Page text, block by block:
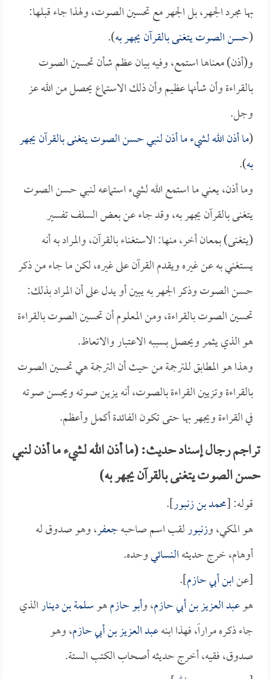
بها مجرد الجهر، بل الجهر مع تحسين الصوت، ولهذا جاء قبلها:
(حسن الصوت يتغنى بالقرآن يجهر به).
و(أذن) معناها استمع، وفيه بيان عظم شأن تحسين الصوت
بالقراءة وأن شأنها عظيم وأن ذلك الاستماع يحصل من الله عز
وجل.
(ما أذن الله لشيء ما أذن لنبي حسن الصوت يتغنى بالقرآن يجهر
به).
وما أذن، يعني ما استمع الله لشيء استماعه لنبي حسن الصوت
يتغنى بالقرآن يجهر به، وقد جاء عن بعض السلف تفسير
(يتغنى) بمعان أخر، منها: الاستغناء بالقرآن، والمراد به أنه
يستغني به عن غيره ويقدم القرآن على غيره، لكن ما جاء من ذكر
حسن الصوت وذكر الجهر به يبين أو يدل على أن المراد بذلك:
تحسين الصوت بالقراءة، ومن المعلوم أن تحسين الصوت بالقراءة
هو الذي يثمر ويحصل بسببه الاعتبار والاتعاظ.
وهذا هو المطابق للترجمة من حيث أن الترجمة هي تحسين الصوت
بالقراءة وتزيين القراءة بالصوت، أنه يزين صوته ويحسن صوته
في القراءة ويجهر بها حتى تكون الفائدة أكمل وأعظم.
تراجم رجال إسناد حديث: (ما أذن الله لشيء ما أذن لنبي
حسن الصوت يتغنى بالقرآن يجهر به)
قوله: [محمد بن زنبور].
هو المكي، وزنبورلقب اسم صاحبهجعفر، وهو صدوق له
أوهام، خرج حديثهالنسائيوحده.
[عنابن أبي حازم].
هوعبد العزيز بن أبي حازم، وأبو حازمهوسلمة بن دينارالذي
جاء ذكره مراراً، فهذا ابنهعبد العزيز بن أبي حازم، وهو
صدوق، فقيه، أخرج حديثه أصحاب الكتب الستة.